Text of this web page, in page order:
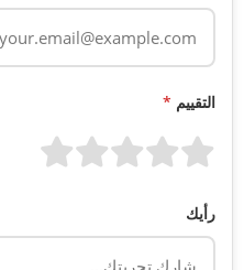
التقييم *
رأيك